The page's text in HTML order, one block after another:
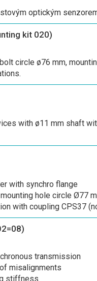
optickým
kit 020)
circle ø76 mm,
with ø11 mm shaft
with synchro flange
hole circle Ø77
with coupling CPS37
transmission
misalignments
stiffness